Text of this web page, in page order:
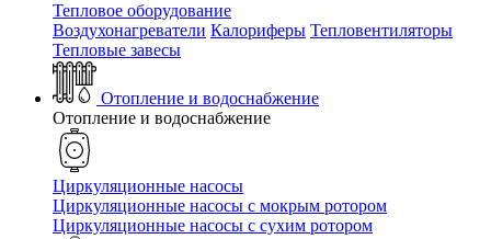
Тепловое оборудование
Воздухонагреватели Калориферы Тепловентиляторы
Тепловые завесы
Отопление и водоснабжение
Отопление и водоснабжение
Циркуляционные насосы
Циркуляционные насосы с мокрым ротором
Циркуляционные насосы с сухим ротором